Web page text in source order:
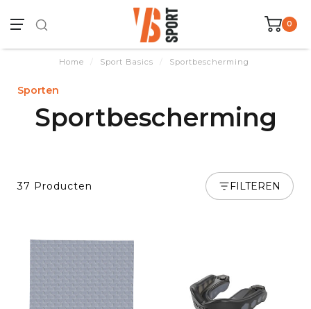
0
Home / Sport Basics / Sportbescherming
Sporten
Sportbescherming
37 Producten FILTEREN